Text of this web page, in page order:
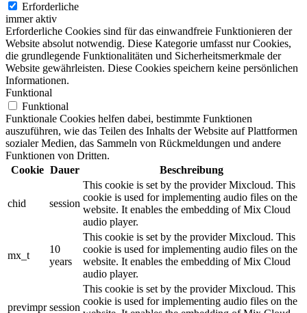
Erforderliche
immer aktiv
Erforderliche Cookies sind für das einwandfreie Funktionieren der
Website absolut notwendig. Diese Kategorie umfasst nur Cookies,
die grundlegende Funktionalitäten und Sicherheitsmerkmale der
Website gewährleisten. Diese Cookies speichern keine persönlichen
Informationen.
Funktional
Funktional
Funktionale Cookies helfen dabei, bestimmte Funktionen
auszuführen, wie das Teilen des Inhalts der Website auf Plattformen
sozialer Medien, das Sammeln von Rückmeldungen und andere
Funktionen von Dritten.
Cookie Dauer Beschreibung
chid session
This cookie is set by the provider Mixcloud. This
cookie is used for implementing audio files on the
website. It enables the embedding of Mix Cloud
audio player.
mx_t
10
years
This cookie is set by the provider Mixcloud. This
cookie is used for implementing audio files on the
website. It enables the embedding of Mix Cloud
audio player.
previmpr session
This cookie is set by the provider Mixcloud. This
cookie is used for implementing audio files on the